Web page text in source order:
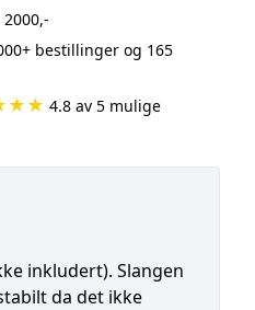
bestillinger og 165
4.8 av 5 mulige
inkludert). Slangen
da det ikke